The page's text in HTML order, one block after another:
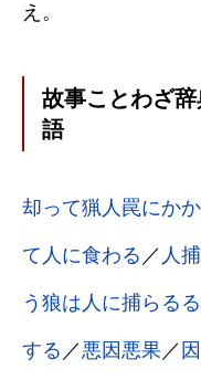
え。
故事ことわざ
語
却って猟人罠にか
て人に食わる ／ 人
う狼は人に捕らるる
する ／悪因悪果 ／